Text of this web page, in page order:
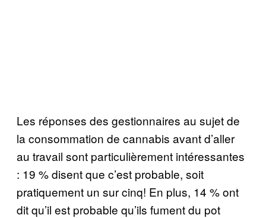
Les réponses des gestionnaires au sujet de
la consommation de cannabis avant d’aller
au travail sont particulièrement intéressantes
: 19 % disent que c’est probable, soit
pratiquement un sur cinq! En plus, 14 % ont
dit qu’il est probable qu’ils fument du pot